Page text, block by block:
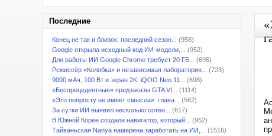
Последние
Конец не так и близок: последний сезон...
(958)
Google открыла исходный код ИИ-модели,...
(952)
Для работы ИИ Google Chrome требует 20 ГБ...
(695)
Режиссёр «Колобка» и независимая лаборатория...
(723)
9000 мАч, 100 Вт и экран 2K: iQOO Neo 11...
(698)
«Беспрецедентные» предзаказы GTA VI...
(1114)
«Это попросту не имеет смысла»: глава...
(562)
За сутки ИИ выявил несколько сотен...
(617)
В Южной Корее создали навигатор, который...
(952)
Тайваньская Nanya намерена заработать на ИИ,...
(1516)